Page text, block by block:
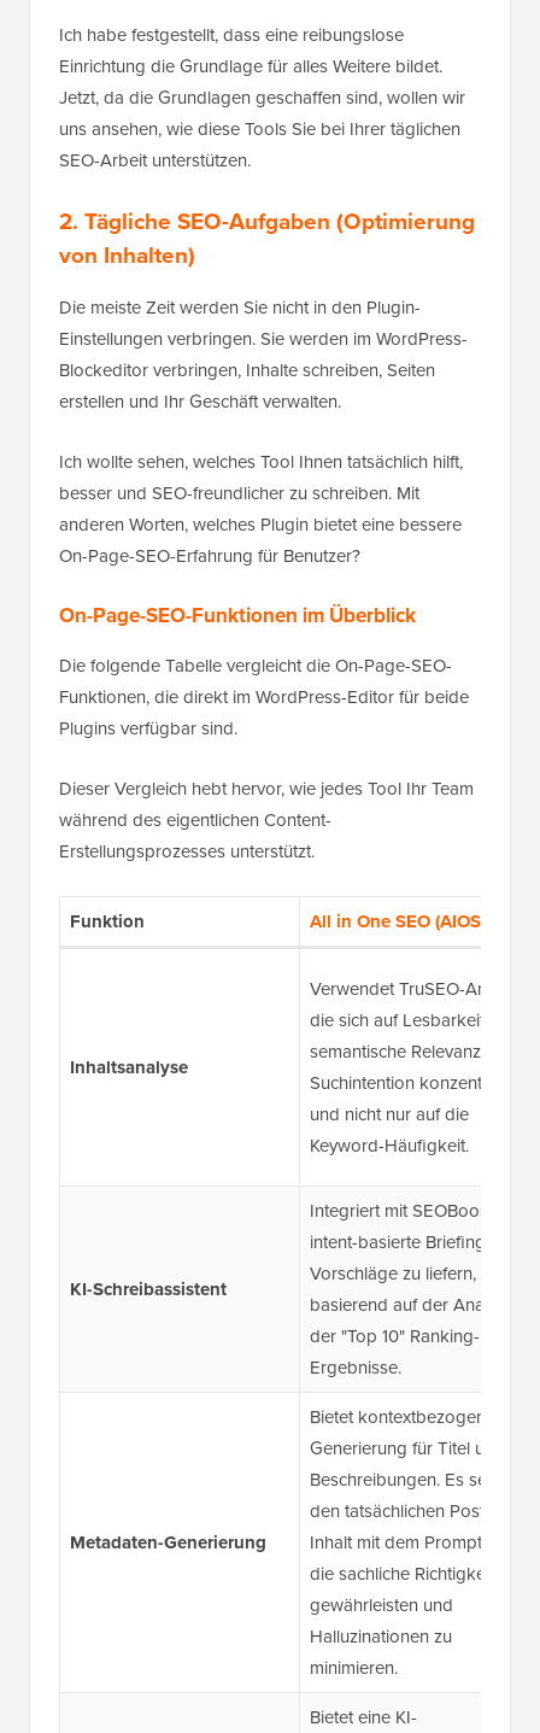
Ich habe festgestellt, dass eine reibungslose
Einrichtung die Grundlage für alles Weitere bildet.
Jetzt, da die Grundlagen geschaffen sind, wollen wir
uns ansehen, wie diese Tools Sie bei Ihrer täglichen
SEO-Arbeit unterstützen.
2. Tägliche SEO-Aufgaben (Optimierung
von Inhalten)
Die meiste Zeit werden Sie nicht in den Plugin-
Einstellungen verbringen. Sie werden im WordPress-
Blockeditor verbringen, Inhalte schreiben, Seiten
erstellen und Ihr Geschäft verwalten.
Ich wollte sehen, welches Tool Ihnen tatsächlich hilft,
besser und SEO-freundlicher zu schreiben. Mit
anderen Worten, welches Plugin bietet eine bessere
On-Page-SEO-Erfahrung für Benutzer?
On-Page-SEO-Funktionen im Überblick
Die folgende Tabelle vergleicht die On-Page-SEO-
Funktionen, die direkt im WordPress-Editor für beide
Plugins verfügbar sind.
Dieser Vergleich hebt hervor, wie jedes Tool Ihr Team
während des eigentlichen Content-
Erstellungsprozesses unterstützt.
Funktion All in One SEO (AIOSEO)
Inhaltsanalyse
Verwendet TruSEO-Analyse,
die sich auf Lesbarkeit,
semantische Relevanz und
Suchintention konzentriert
und nicht nur auf die
Keyword-Häufigkeit.
KI-Schreibassistent
Integriert mit SEOBoost, um
intent-basierte Briefings und
Vorschläge zu liefern,
basierend auf der Analyse
der "Top 10" Ranking-
Ergebnisse.
Metadaten-Generierung
Bietet kontextbezogene KI-
Generierung für Titel und
Beschreibungen. Es sendet
den tatsächlichen Post-
Inhalt mit dem Prompt, um
die sachliche Richtigkeit zu
gewährleisten und
Halluzinationen zu
minimieren.
Bietet eine KI-